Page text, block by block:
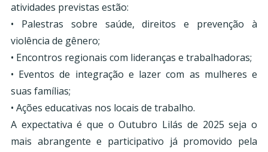
atividades previstas estão:
• Palestras sobre saúde, direitos e prevenção à
violência de gênero;
• Encontros regionais com lideranças e trabalhadoras;
• Eventos de integração e lazer com as mulheres e
suas famílias;
• Ações educativas nos locais de trabalho.
A expectativa é que o Outubro Lilás de 2025 seja o
mais abrangente e participativo já promovido pela